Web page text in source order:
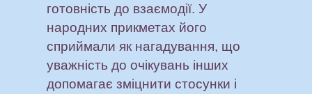
готовність до взаємодії. У
народних прикметах його
сприймали як нагадування, що
уважність до очікувань інших
допомагає зміцнити стосунки і